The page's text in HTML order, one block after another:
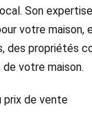
Son
votre maison,
des propriétés
votre maison.
prix de vente